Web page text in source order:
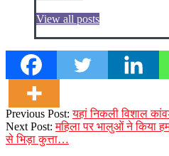
View all posts
2023-
08-
21
Previous Post:यहां निकली विशाल
Next Post:महिला पर भालुओं ने किया
से भिड़ा कुत्ता…